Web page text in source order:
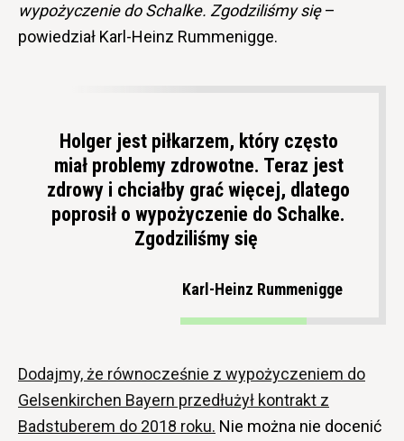
wypożyczenie do Schalke. Zgodziliśmy się–
powiedział Karl-Heinz Rummenigge.
Holger jest piłkarzem, który często
miał problemy zdrowotne. Teraz jest
zdrowy i chciałby grać więcej, dlatego
poprosił o wypożyczenie do Schalke.
Zgodziliśmy się
Karl-Heinz Rummenigge
Dodajmy, że równocześnie z wypożyczeniem do
Gelsenkirchen Bayern przedłużył kontrakt z
Badstuberem do 2018 roku. Nie można nie docenić